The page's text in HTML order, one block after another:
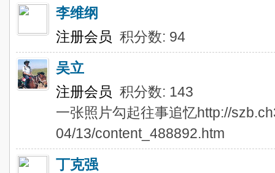
李维纲
注册会员 积分数: 94
吴立
注册会员 积分数: 143
一张照片勾起往事追忆http://
04/13/content_488892.htm
丁克强